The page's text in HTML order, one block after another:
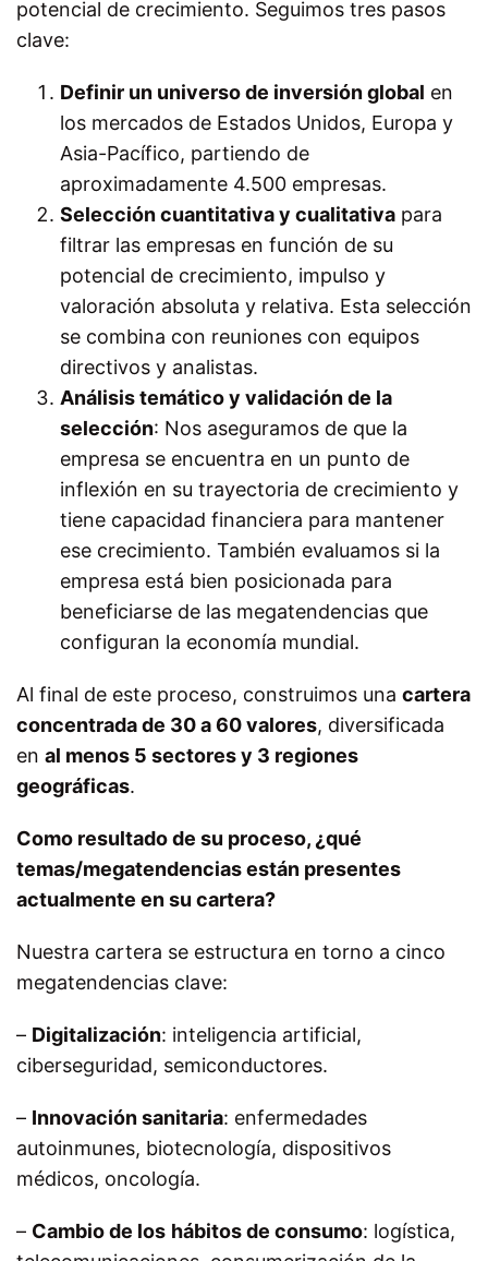
potencial de crecimiento. Seguimos tres pasos
clave:
Definir un universo de inversión global en
los mercados de Estados Unidos, Europa y
Asia-Pacífico, partiendo de
aproximadamente 4.500 empresas.
Selección cuantitativa y cualitativa para
filtrar las empresas en función de su
potencial de crecimiento, impulso y
valoración absoluta y relativa. Esta selección
se combina con reuniones con equipos
directivos y analistas.
Análisis temático y validación de la
selección: Nos aseguramos de que la
empresa se encuentra en un punto de
inflexión en su trayectoria de crecimiento y
tiene capacidad financiera para mantener
ese crecimiento. También evaluamos si la
empresa está bien posicionada para
beneficiarse de las megatendencias que
configuran la economía mundial.
Al final de este proceso, construimos una cartera
concentrada de 30 a 60 valores, diversificada
en al menos 5 sectores y 3 regiones
geográficas.
Como resultado de su proceso, ¿qué
temas/megatendencias están presentes
actualmente en su cartera?
Nuestra cartera se estructura en torno a cinco
megatendencias clave:
– Digitalización: inteligencia artificial,
ciberseguridad, semiconductores.
– Innovación sanitaria: enfermedades
autoinmunes, biotecnología, dispositivos
médicos, oncología.
– Cambio de los hábitos de consumo: logística,